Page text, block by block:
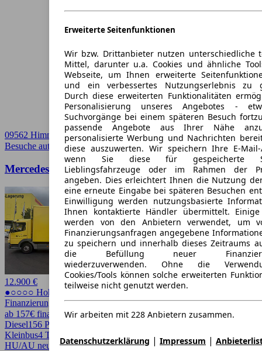
Erweiterte Seitenfunktionen
Wir bzw. Drittanbieter nutzen unterschiedliche
Mittel, darunter u.a. Cookies und ähnliche
Webseite, um Ihnen erweiterte
und ein verbessertes Nutzungserlebnis zu
Durch diese erweiterten Funktionalitäten
Personalisierung unseres Angebotes -
Suchvorgänge bei einem späteren Besuch
passende Angebote aus Ihrer Nähe
personalisierte Werbung und Nachrichten
diese auszuwerten. Wir speichern Ihre E-Mail-
wenn Sie diese für gespeicherte
Lieblingsfahrzeuge oder im Rahmen der
angeben. Dies erleichtert Ihnen die Nutzung
eine erneute Eingabe bei späteren Besuchen
Einwilligung werden nutzungsbasierte
Ihnen kontaktierte Händler übermittelt. Einige
werden von den Anbietern verwendet, um
Finanzierungsanfragen angegebene
zu speichern und innerhalb dieses Zeitraums
die Befüllung neuer
wiederzuverwenden. Ohne die
Cookies/Tools können solche erweiterten
teilweise nicht genutzt werden.
Wir arbeiten mit 228 Anbietern zusammen.
Datenschutzerklärung | Impressum |
09562 Himmelberg
Besuche autoscout24.de➚
Mercedes-Benz Atego 816 4x2 OM 904 LA
12.900 €
●○○○○ Hoher Preis
Finanzierung möglich
ab 157€ finanzieren ↗
Diesel156 PS (115 kW)
Kleinbus4 Türen
HU/AU neu, Scheckheftgepflegt, Schiebedach